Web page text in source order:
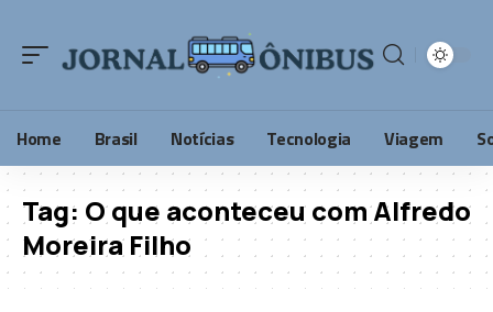
Home Brasil Notícias Tecnologia Viagem
Tag: O que aconteceu com Alfredo
Moreira Filho